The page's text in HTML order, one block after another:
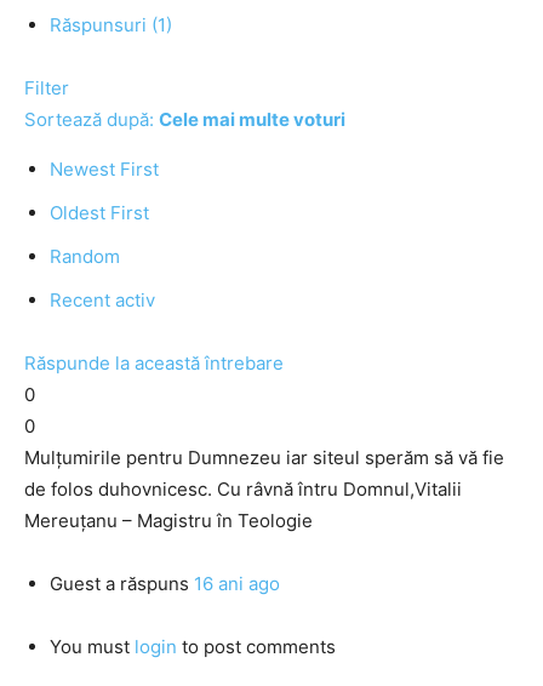
Răspunsuri (1)
Filter
Sortează după: Cele mai multe voturi
Newest First
Oldest First
Random
Recent activ
Răspunde la această întrebare
0
0
Mulțumirile pentru Dumnezeu iar siteul sperăm să vă fie
de folos duhovnicesc. Cu râvnă întru Domnul,Vitalii
Mereuţanu – Magistru în Teologie
Guest a răspuns 16 ani ago
You must login to post comments